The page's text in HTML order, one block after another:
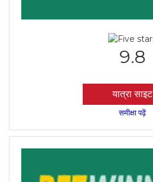
9.8
यात्रा साइट
समीक्षा पढ़ें